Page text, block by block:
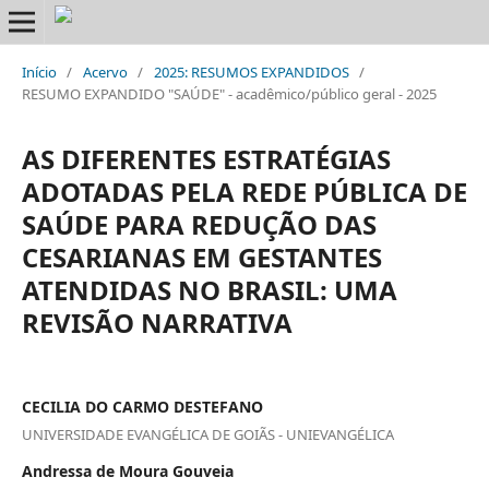
Início / Acervo / 2025: RESUMOS EXPANDIDOS /
RESUMO EXPANDIDO "SAÚDE" - acadêmico/público geral - 2025
AS DIFERENTES ESTRATÉGIAS
ADOTADAS PELA REDE PÚBLICA DE
SAÚDE PARA REDUÇÃO DAS
CESARIANAS EM GESTANTES
ATENDIDAS NO BRASIL: UMA
REVISÃO NARRATIVA
CECILIA DO CARMO DESTEFANO
UNIVERSIDADE EVANGÉLICA DE GOIÃS - UNIEVANGÉLICA
Andressa de Moura Gouveia